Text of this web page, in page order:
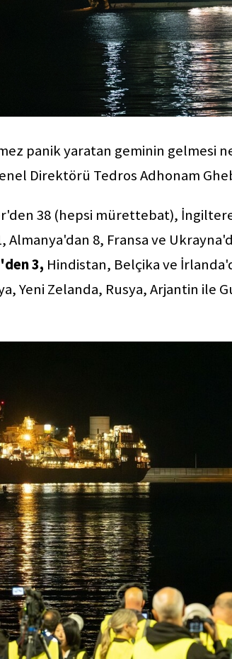
panik yaratan geminin gelmesi
Direktörü Tedros Adhonam
38 (hepsi mürettebat),
Almanya'dan 8, Fransa ve
3, Hindistan, Belçika ve
Yeni Zelanda, Rusya, Arjantin